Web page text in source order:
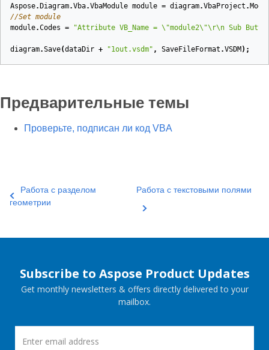
Aspose. Diagram.Vba.VbaModule module = diagram.VbaProject .
//Set module
module.Codes = "Attribute VB_Name = \"module2\"\r\n Sub
diagram.Save(dataDir + "1out.vsdm" , SaveFileFormat .VSDM );
Предварительные темы
Проверьте, подписан ли код VBA
Работа с разделом
геометрии
Работа с текстовыми полями
Subscribe to Aspose Product Updates
Get monthly newsletters & offers directly delivered to your
mailbox.